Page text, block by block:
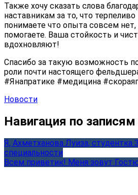
Также хочу сказать слова
наставникам за то, что
понимаете что опыта совсем
помогаете. Ваша стойкость и
вдохновляют!
Спасибо за такую возможность
роли почти настоящего
#Янапратике #медицина
Новости
Навигация по записям
Я, Ахметханова Луиза, студентка
специальности
Всем приветик! Меня зовут